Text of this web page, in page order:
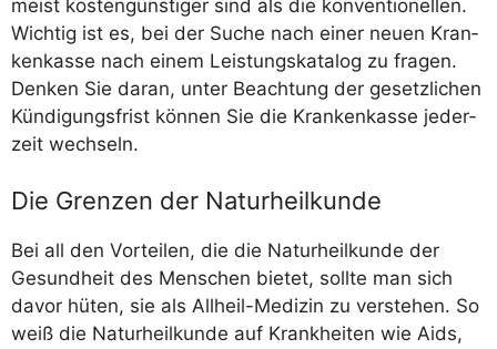
meist kos­ten­güns­ti­ger sind als die kon­ven­tio­nel­len.
Wich­tig ist es, bei der Suche nach einer neu­en Kran­
ken­kas­se nach einem Leis­tungs­ka­ta­log zu fra­gen.
Den­ken Sie dar­an, unter Beach­tung der gesetz­li­chen
Kün­di­gungs­frist kön­nen Sie die Kran­ken­kas­se jeder­
zeit wechseln.
Die Grenzen der Naturheilkunde
Bei all den Vor­tei­len, die die Natur­heil­kun­de der
Gesund­heit des Men­schen bie­tet, soll­te man sich
davor hüten, sie als All­heil-Medi­zin zu ver­ste­hen. So
weiß die Natur­heil­kun­de auf Krank­hei­ten wie Aids,